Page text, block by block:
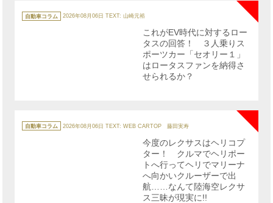
テ
ゴ
自動車コラム 2026年08月06日 TEXT: 山崎元裕
これがEV時代に対するロー
タスの回答！ ３人乗りス
ポーツカー「セオリー１」
はロータスファンを納得さ
せられるか？
テ
ゴ
自動車コラム 2026年08月06日 TEXT: WEB CARTOP 藤田実寿
今度のレクサスはヘリコプ
ター！ クルマでヘリポー
トへ行ってヘリでマリーナ
へ向かいクルーザーで出
航……なんて陸海空レクサ
ス三昧が現実に!!